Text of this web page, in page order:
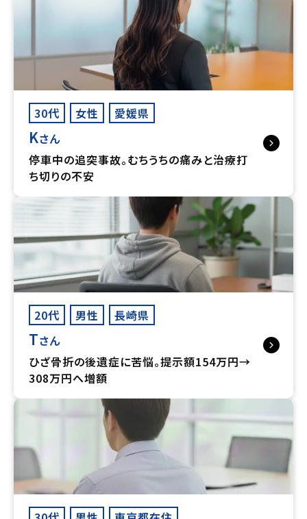
30代 女性 愛媛県
Kさん
停車中の追突事故。むちうちの痛みと治療打
ち切りの不安
20代 男性 長崎県
Tさん
ひざ骨折の後遺症に苦悩。提示額154万円→
308万円へ増額